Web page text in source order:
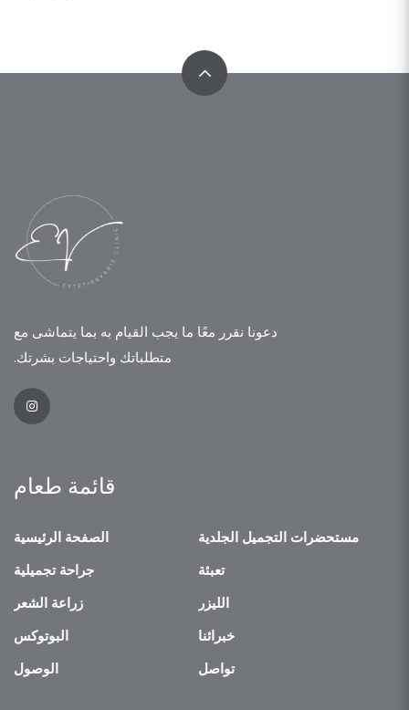
دعونا نقرر معًا ما يجب القيام به بما يتماشى مع
متطلباتك واحتياجات بشرتك.
قائمة طعام
الصفحة الرئيسية
مستحضرات التجميل الجلدية
جراحة تجميلية
تعبئة
زراعة الشعر
الليزر
البوتوكس
خبرائنا
الوصول
تواصل